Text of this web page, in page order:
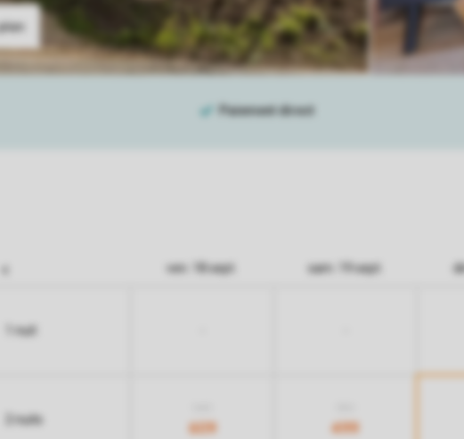
ven. 18 sept. sam. 19 sept.
1 nuit
2 nuits 609 499